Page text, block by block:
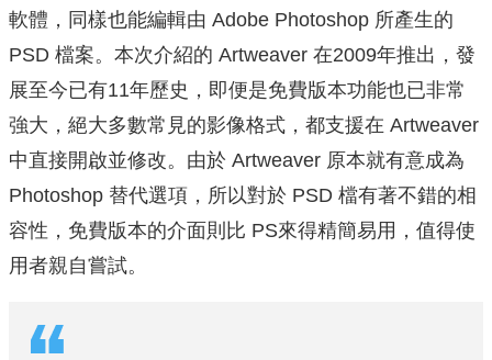
軟體，同樣也能編輯由 Adobe Photoshop 所產生的
PSD 檔案。本次介紹的 Artweaver 在2009年推出，發
展至今已有11年歷史，即便是免費版本功能也已非常
強大，絕大多數常見的影像格式，都支援在 Artweaver
中直接開啟並修改。由於 Artweaver 原本就有意成為
Photoshop 替代選項，所以對於 PSD 檔有著不錯的相
容性，免費版本的介面則比 PS來得精簡易用，值得使
用者親自嘗試。